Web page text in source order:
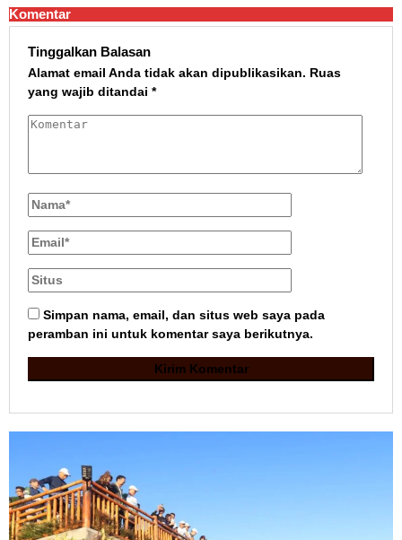
Komentar
Tinggalkan Balasan
Alamat email Anda tidak akan dipublikasikan. Ruas
yang wajib ditandai *
Simpan nama, email, dan situs web saya pada
peramban ini untuk komentar saya berikutnya.